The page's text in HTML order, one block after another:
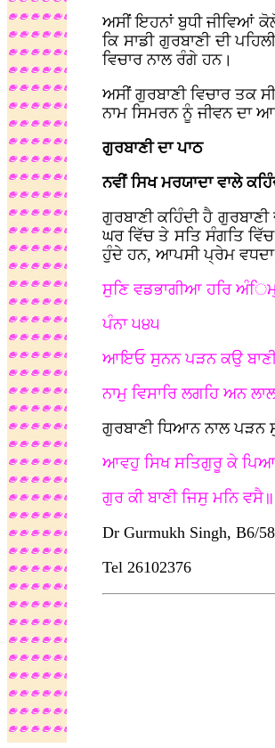
ਅਸੀਂ ਇਹਨਾਂ ਬੁਧੀ ਜੀਵਿਆਂ
ਕਿ ਸਾਡੀ ਗੁਰਬਾਣੀ ਦੀ
ਵਿਚਾਰ ਨਾਲ ਰੰਗੇ ਹਨ।
ਅਸੀਂ ਗੁਰਬਾਣੀ ਵਿਚਾਰ ਤਕ
ਨਾਮ ਸਿਮਰਨ ਨੂੰ ਜੀਵਨ ਦਾ
ਗੁਰਬਾਣੀ ਦਾ ਪਾਠ
ਨਵੀਂ ਸਿਖ ਮਰਯਾਦਾ ਵਾਲੇ
ਗੁਰਬਾਣੀ ਕਹਿੰਦੀ ਹੈ
ਘਰ ਵਿੱਚ ਤੇ ਸਤਿ ਸੰਗਤਿ
ਹੁੰਦੇ ਹਨ, ਆਪਸੀ ਪ੍ਰੇਮ ਵਧਦਾ
ਸੁਣਿ ਵਡਭਾਗੀਆ ਹਰਿ
ਪੰਨਾ ੫੪੫
ਆਇਓ ਸੁਨਨ ਪੜਨ ਕਉ
ਨਾਮੁ ਵਿਸਾਰਿ ਲਗਹਿ ਅਨ
ਗੁਰਬਾਣੀ ਧਿਆਨ ਨਾਲ ਪੜਨ
ਆਵਹੁ ਸਿਖ ਸਤਿਗੁਰੂ ਕੇ
ਗੁਰ ਕੀ ਬਾਣੀ ਜਿਸੁ ਮਨਿ
Dr Gurmukh Singh, B6/
Tel 26102376